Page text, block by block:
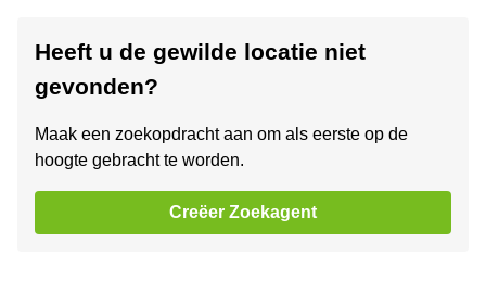
Heeft u de gewilde locatie niet
gevonden?
Maak een zoekopdracht aan om als eerste op de
hoogte gebracht te worden.
Creëer Zoekagent